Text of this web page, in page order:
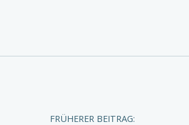
Beitragsnavigation
FRÜHERER BEITRAG: